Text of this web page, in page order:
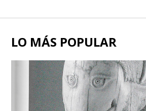
LO MÁS POPULAR